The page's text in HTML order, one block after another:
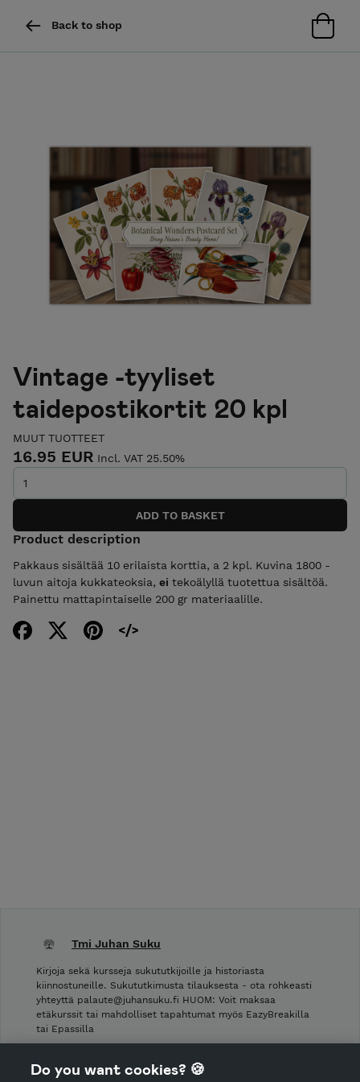
Back to shop
Vintage -tyyliset
taidepostikortit 20 kpl
MUUT TUOTTEET
16.95 EUR Incl. VAT 25.50%
Product description
Pakkaus sisältää 10 erilaista korttia, a 2 kpl. Kuvina 1800 -
luvun aitoja kukkateoksia, ei tekoälyllä tuotettua sisältöä.
Painettu mattapintaiselle 200 gr materiaalille.
Tmi Juhan Suku
Kirjoja sekä kursseja sukututkijoille ja historiasta
kiinnostuneille. Sukututkimusta tilauksesta - ota rohkeasti
yhteyttä palaute@juhansuku.fi HUOM: Voit maksaa
etäkurssit tai mahdolliset tapahtumat myös EazyBreakilla
tai Epassilla
Shop privacy policy
Do you want cookies? 🍪